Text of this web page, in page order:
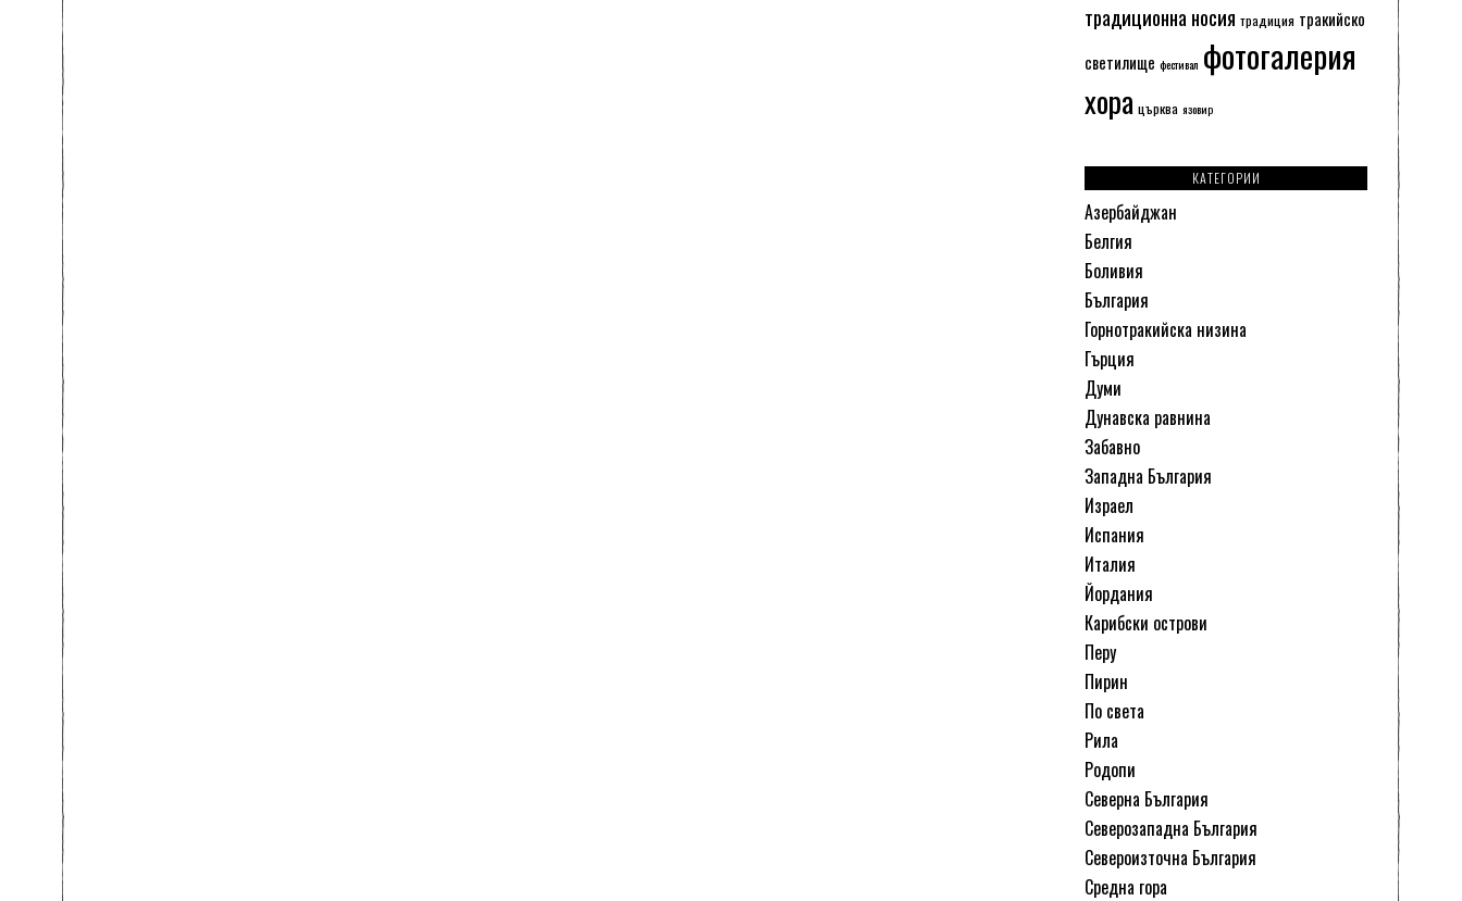
традиционна носия традиция тракийско
светилище фестивал фотогалерия
хора църква язовир
КАТЕГОРИИ
Азербайджан
Белгия
Боливия
България
Горнотракийска низина
Гърция
Думи
Дунавска равнина
Забавно
Западна България
Израел
Испания
Италия
Йордания
Карибски острови
Перу
Пирин
По света
Рила
Родопи
Северна България
Северозападна България
Североизточна България
Средна гора